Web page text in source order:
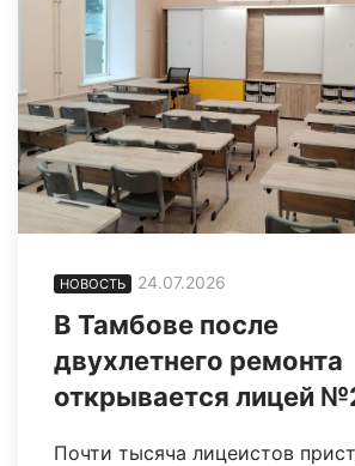
НОВОСТЬ 24.07.2026
В Тамбове после
двухлетнего ремонта
открывается лицей
Почти тысяча лицеистов